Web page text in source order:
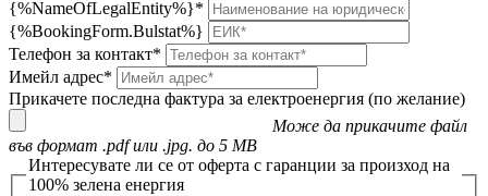
{%NameOfLegalEntity%}*
{%BookingForm.Bulstat%}
Телефон за контакт*
Имейл адрес*
Прикачете последна фактура за електроенергия (по желание)
Може да прикачите файл
във формат .pdf или .jpg. до 5 MB
Интересувате ли се от оферта с гаранции за произход на
100% зелена енергия